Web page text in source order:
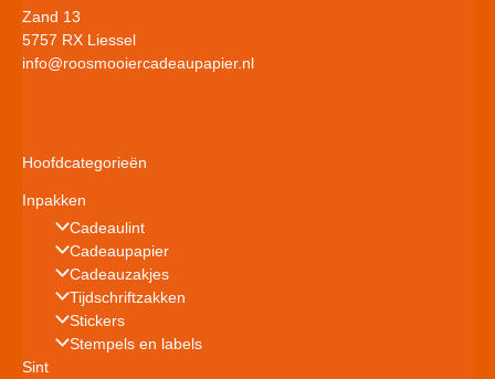
Zand 13
5757 RX Liessel
info@roosmooiercadeaupapier.nl
Hoofdcategorieën
Inpakken
Cadeaulint
Cadeaupapier
Cadeauzakjes
Tijdschriftzakken
Stickers
Stempels en labels
Sint